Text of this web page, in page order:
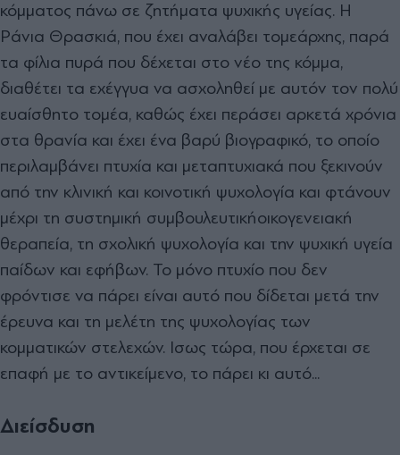
κόµµατος πάνω σε ζητήµατα ψυχικής υγείας. Η
Ράνια Θρασκιά, που έχει αναλάβει τοµεάρχης, παρά
τα φίλια πυρά που δέχεται στο νέο της κόµµα,
διαθέτει τα εχέγγυα να ασχοληθεί µε αυτόν τον πολύ
ευαίσθητο τοµέα, καθώς έχει περάσει αρκετά χρόνια
στα θρανία και έχει ένα βαρύ βιογραφικό, το οποίο
περιλαµβάνει πτυχία και µεταπτυχιακά που ξεκινούν
από την κλινική και κοινοτική ψυχολογία και φτάνουν
µέχρι τη συστηµική συµβουλευτικήοικογενειακή
θεραπεία, τη σχολική ψυχολογία και την ψυχική υγεία
παίδων και εφήβων. Το µόνο πτυχίο που δεν
φρόντισε να πάρει είναι αυτό που δίδεται µετά την
έρευνα και τη µελέτη της ψυχολογίας των
κοµµατικών στελεχών. Ισως τώρα, που έρχεται σε
επαφή µε το αντικείµενο, το πάρει κι αυτό...
Διείσδυση